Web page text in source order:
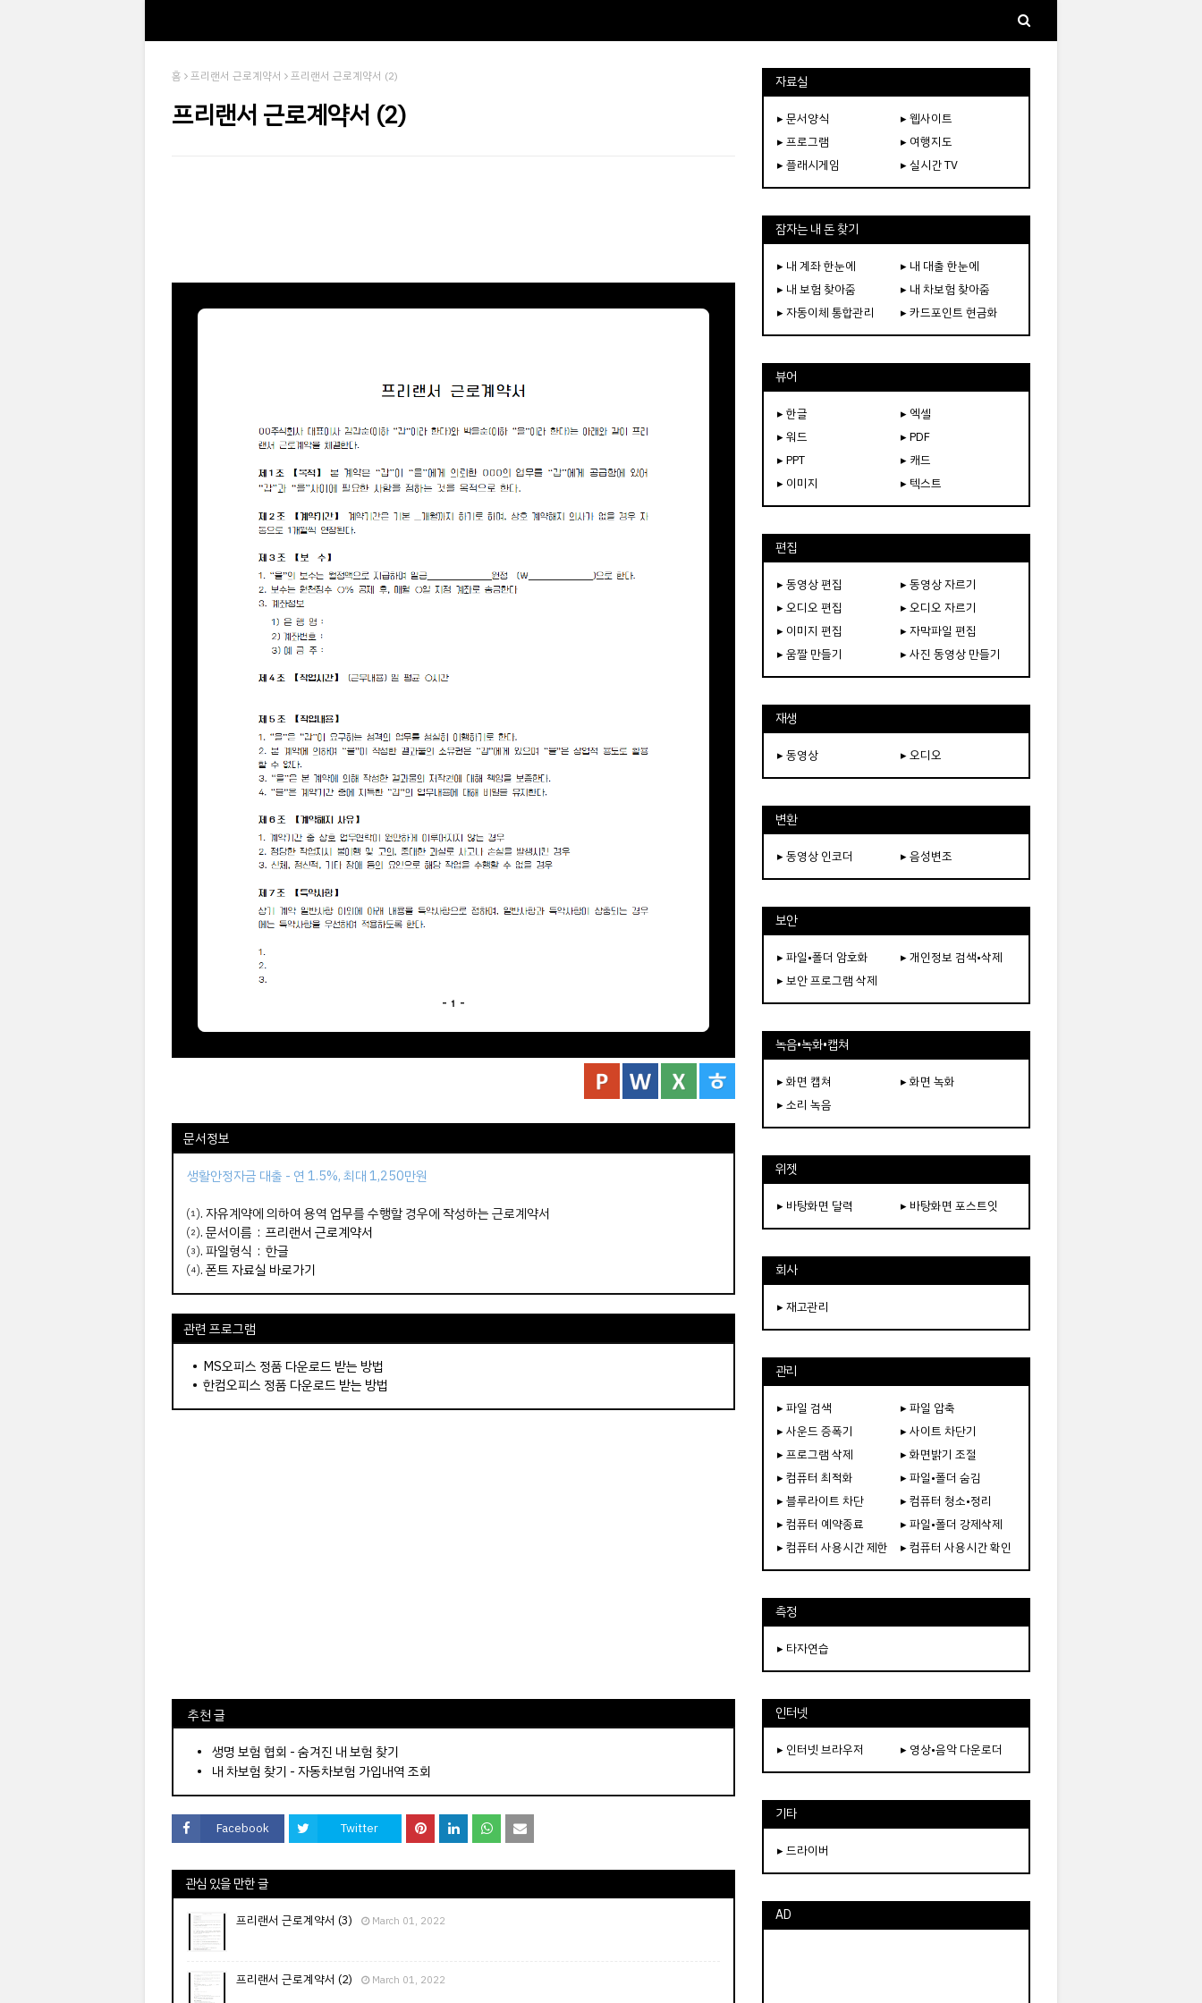
홈 프리랜서 근로계약서 프리랜서 근로계약서 (2)
프리랜서 근로계약서 (2)
문서정보
생활안정자금 대출 - 연 1.5%, 최대 1,250만원
⑴. 자유계약에 의하여 용역 업무를 수행할 경우에 작성하는 근로계약서
⑵. 문서이름 : 프리랜서 근로계약서
⑶. 파일형식 : 한글
⑷.폰트 자료실 바로가기
관련 프로그램
• MS오피스 정품 다운로드 받는 방법
• 한컴오피스 정품 다운로드 받는 방법
⠀추천 글
⠀­­­­­­­­؜؜؜؜­­­­­­­­؜؜؜؜• 생명 보험 협회 - 숨겨진 내 보험 찾기
내 차보험 찾기 - 자동차보험 가입내역 조회
Facebook Twitter
관심 있을 만한 글
프리랜서 근로계약서 (3) March 01, 2022
프리랜서 근로계약서 (2) March 01, 2022
자료실
▸ 문서양식
▸ 웹사이트
▸ 프로그램
▸ 여행지도
▸ 플래시게임
▸ 실시간 TV
잠자는 내 돈 찾기
▸ 내 계좌 한눈에
▸ 내 대출 한눈에
▸ 내 보험 찾아줌
▸ 내 차보험 찾아줌
▸ 자동이체 통합관리
▸ 카드포인트 현금화
뷰어
▸ 한글
▸ 엑셀
▸ 워드
▸ PDF
▸ PPT
▸ 캐드
▸ 이미지
▸ 텍스트
편집
▸ 동영상 편집
▸ 동영상 자르기
▸ 오디오 편집
▸ 오디오 자르기
▸ 이미지 편집
▸ 자막파일 편집
▸ 움짤 만들기
▸ 사진 동영상 만들기
재생
▸ 동영상 ▸ 오디오
변환
▸ 동영상 인코더 ▸ 음성변조
보안
▸ 파일•폴더 암호화
▸ 개인정보 검색•삭제
▸ 보안 프로그램 삭제
녹음•녹화•캡쳐
▸ 화면 캡쳐
▸ 화면 녹화
▸ 소리 녹음
위젯
▸ 바탕화면 달력 ▸ 바탕화면 포스트잇
회사
▸ 재고관리
관리
▸ 파일 검색
▸ 파일 압축
▸ 사운드 증폭기
▸ 사이트 차단기
▸ 프로그램 삭제
▸ 화면밝기 조절
▸ 컴퓨터 최적화
▸ 파일•폴더 숨김
▸ 블루라이트 차단
▸ 컴퓨터 청소•정리
▸ 컴퓨터 예약종료
▸ 파일•폴더 강제삭제
▸ 컴퓨터 사용시간 제한
▸ 컴퓨터 사용시간 확인
측정
▸ 타자연습
인터넷
▸ 인터넷 브라우저 ▸ 영상•음악 다운로더
기타
▸ 드라이버
AD